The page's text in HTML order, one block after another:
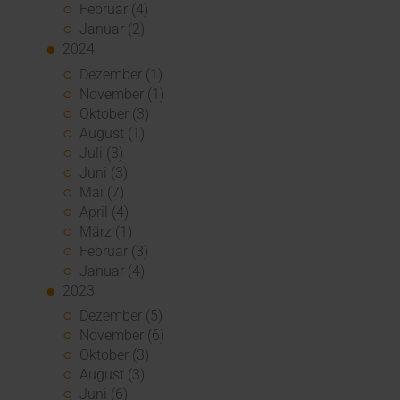
Februar (4)
Januar (2)
2024
Dezember (1)
November (1)
Oktober (3)
August (1)
Juli (3)
Juni (3)
Mai (7)
April (4)
März (1)
Februar (3)
Januar (4)
2023
Dezember (5)
November (6)
Oktober (3)
August (3)
Juni (6)